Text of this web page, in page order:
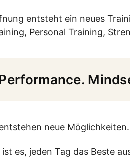
entsteht ein neues
Personal Training,
neue
es, jeden Tag das Beste